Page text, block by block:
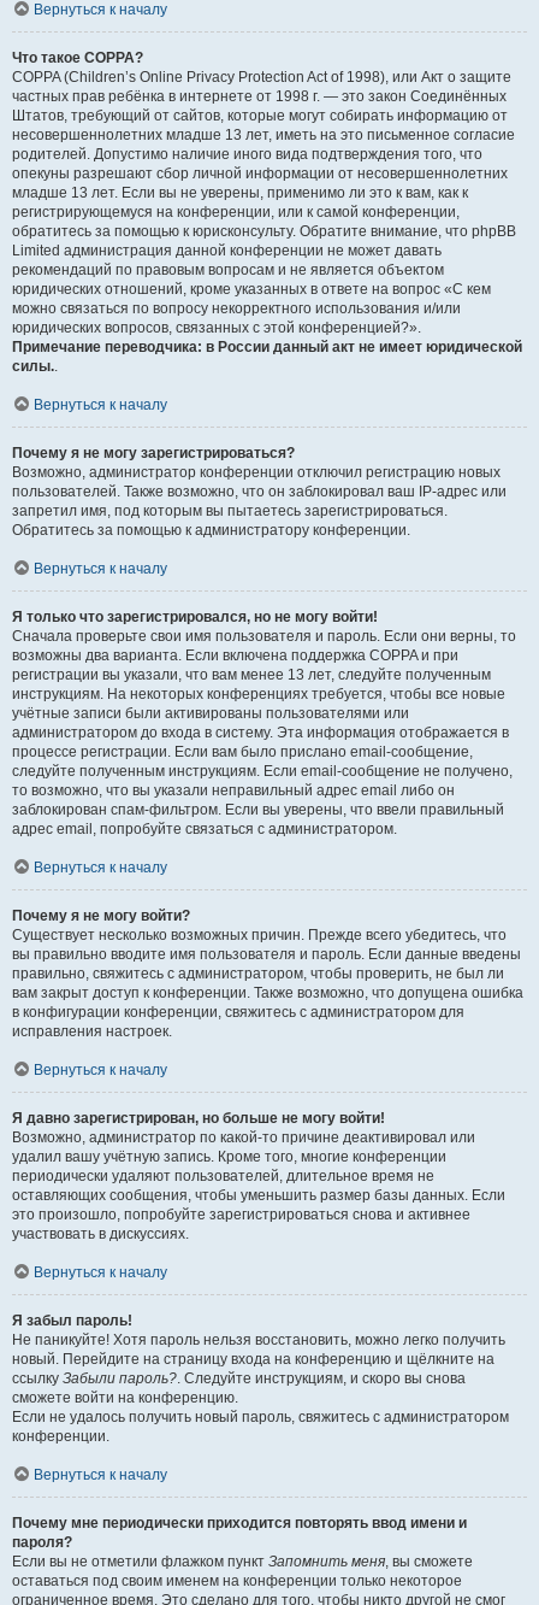
Вернуться к началу
Что такое COPPA?
COPPA (Children’s Online Privacy Protection Act of 1998), или Акт о защите
частных прав ребёнка в интернете от 1998 г. — это закон Соединённых
Штатов, требующий от сайтов, которые могут собирать информацию от
несовершеннолетних младше 13 лет, иметь на это письменное согласие
родителей. Допустимо наличие иного вида подтверждения того, что
опекуны разрешают сбор личной информации от несовершеннолетних
младше 13 лет. Если вы не уверены, применимо ли это к вам, как к
регистрирующемуся на конференции, или к самой конференции,
обратитесь за помощью к юрисконсульту. Обратите внимание, что phpBB
Limited администрация данной конференции не может давать
рекомендаций по правовым вопросам и не является объектом
юридических отношений, кроме указанных в ответе на вопрос «С кем
можно связаться по вопросу некорректного использования и/или
юридических вопросов, связанных с этой конференцией?».
Примечание переводчика: в России данный акт не имеет юридической
силы..
Вернуться к началу
Почему я не могу зарегистрироваться?
Возможно, администратор конференции отключил регистрацию новых
пользователей. Также возможно, что он заблокировал ваш IP-адрес или
запретил имя, под которым вы пытаетесь зарегистрироваться.
Обратитесь за помощью к администратору конференции.
Вернуться к началу
Я только что зарегистрировался, но не могу войти!
Сначала проверьте свои имя пользователя и пароль. Если они верны, то
возможны два варианта. Если включена поддержка COPPA и при
регистрации вы указали, что вам менее 13 лет, следуйте полученным
инструкциям. На некоторых конференциях требуется, чтобы все новые
учётные записи были активированы пользователями или
администратором до входа в систему. Эта информация отображается в
процессе регистрации. Если вам было прислано email-сообщение,
следуйте полученным инструкциям. Если email-сообщение не получено,
то возможно, что вы указали неправильный адрес email либо он
заблокирован спам-фильтром. Если вы уверены, что ввели правильный
адрес email, попробуйте связаться с администратором.
Вернуться к началу
Почему я не могу войти?
Существует несколько возможных причин. Прежде всего убедитесь, что
вы правильно вводите имя пользователя и пароль. Если данные введены
правильно, свяжитесь с администратором, чтобы проверить, не был ли
вам закрыт доступ к конференции. Также возможно, что допущена ошибка
в конфигурации конференции, свяжитесь с администратором для
исправления настроек.
Вернуться к началу
Я давно зарегистрирован, но больше не могу войти!
Возможно, администратор по какой-то причине деактивировал или
удалил вашу учётную запись. Кроме того, многие конференции
периодически удаляют пользователей, длительное время не
оставляющих сообщения, чтобы уменьшить размер базы данных. Если
это произошло, попробуйте зарегистрироваться снова и активнее
участвовать в дискуссиях.
Вернуться к началу
Я забыл пароль!
Не паникуйте! Хотя пароль нельзя восстановить, можно легко получить
новый. Перейдите на страницу входа на конференцию и щёлкните на
ссылку Забыли пароль?. Следуйте инструкциям, и скоро вы снова
сможете войти на конференцию.
Если не удалось получить новый пароль, свяжитесь с администратором
конференции.
Вернуться к началу
Почему мне периодически приходится повторять ввод имени и
пароля?
Если вы не отметили флажком пункт Запомнить меня, вы сможете
оставаться под своим именем на конференции только некоторое
ограниченное время. Это сделано для того, чтобы никто другой не смог